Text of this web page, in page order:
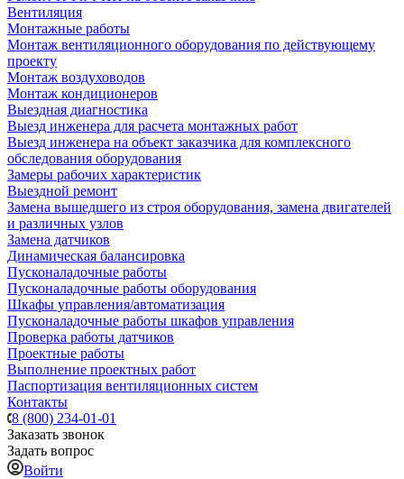
Вентиляция
Монтажные работы
Монтаж вентиляционного оборудования по действующему
проекту
Монтаж воздуховодов
Монтаж кондиционеров
Выездная диагностика
Выезд инженера для расчета монтажных работ
Выезд инженера на объект заказчика для комплексного
обследования оборудования
Замеры рабочих характеристик
Выездной ремонт
Замена вышедшего из строя оборудования, замена двигателей
и различных узлов
Замена датчиков
Динамическая балансировка
Пусконаладочные работы
Пусконаладочные работы оборудования
Шкафы управления/автоматизация
Пусконаладочные работы шкафов управления
Проверка работы датчиков
Проектные работы
Выполнение проектных работ
Паспортизация вентиляционных систем
Контакты
8 (800) 234-01-01
Заказать звонок
Задать вопрос
Войти